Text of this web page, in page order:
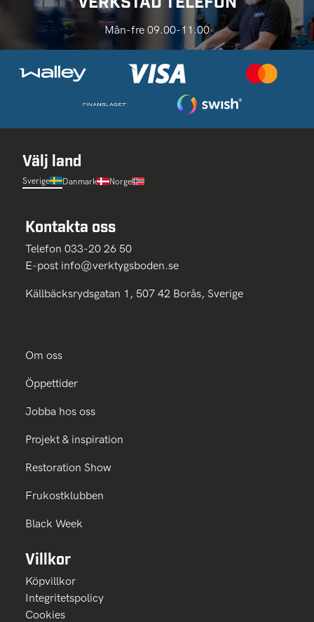
Mån-fre 09.00-11.00
Välj land
Sverige Danmark Norge
Kontakta oss
Telefon 033-20 26 50
E-post info@verktygsboden.se
Källbäcksrydsgatan 1, 507 42 Borås, Sverige
Om oss
Öppettider
Jobba hos oss
Projekt & inspiration
Restoration Show
Frukostklubben
Black Week
Villkor
Köpvillkor
Integritetspolicy
Cookies